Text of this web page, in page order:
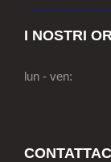
I NOSTRI
lun - ven: